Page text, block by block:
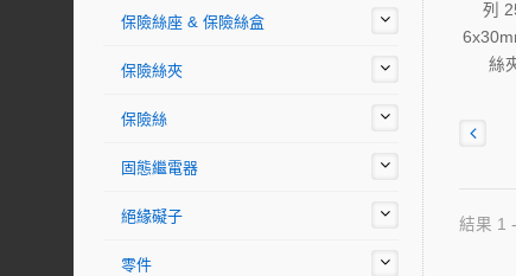
保險絲座 & 保險絲盒
保險絲夾
保險絲
固態繼電器
絕緣礙子
零件
列
絲
結果 1